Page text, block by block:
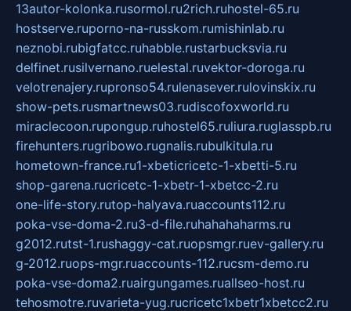
13autor-kolonka.rusormol.ru2rich.ruhostel-65.ru
hostserve.ruporno-na-russkom.rumishinlab.ru
neznobi.rubigfatcc.ruhabble.rustarbucksvia.ru
delfinet.rusilvernano.ruelestal.ruvektor-doroga.ru
velotrenajery.rupronso54.rulenasever.rulovinskix.ru
show-pets.rusmartnews03.rudiscofoxworld.ru
miraclecoon.rupongup.ruhostel65.ruliura.ruglasspb.ru
firehunters.rugribowo.rugnalis.rubulkitula.ru
hometown-france.ru1-xbeticricetc-1-xbetti-5.ru
shop-garena.rucricetc-1-xbetr-1-xbetcc-2.ru
one-life-story.rutop-halyava.ruaccounts112.ru
poka-vse-doma-2.ru3-d-file.ruhahahaharms.ru
g2012.rutst-1.rushaggy-cat.ruopsmgr.ruev-gallery.ru
g-2012.ruops-mgr.ruaccounts-112.rucsm-demo.ru
poka-vse-doma2.ruairgungames.ruallseo-host.ru
tehosmotre.ruvarieta-yug.rucricetc1xbetr1xbetcc2.ru